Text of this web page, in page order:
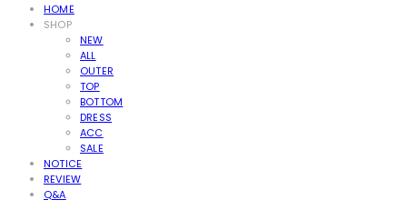
HOME
SHOP
NEW
ALL
OUTER
TOP
BOTTOM
DRESS
ACC
SALE
NOTICE
REVIEW
Q&A